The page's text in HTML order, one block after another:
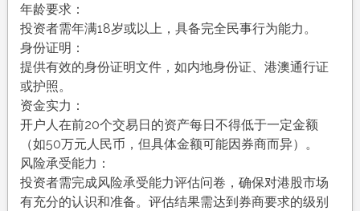
年龄要求：
投资者需年满18岁或以上，具备完全民事行为能力。
身份证明：
提供有效的身份证明文件，如内地身份证、港澳通行证
或护照。
资金实力：
开户人在前20个交易日的资产每日不得低于一定金额
（如50万元人民币，但具体金额可能因券商而异）。
风险承受能力：
投资者需完成风险承受能力评估问卷，确保对港股市场
有充分的认识和准备。评估结果需达到券商要求的级别